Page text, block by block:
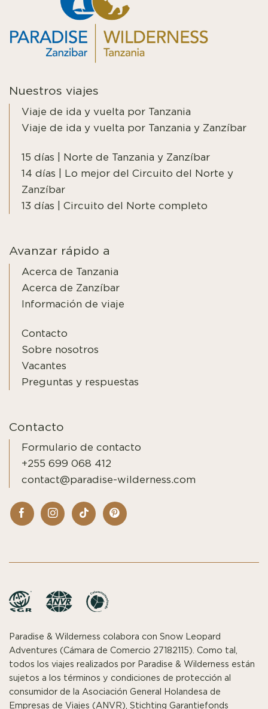
Nuestros viajes
Viaje de ida y vuelta por Tanzania
Viaje de ida y vuelta por Tanzania y Zanzíbar
15 días | Norte de Tanzania y Zanzíbar
14 días | Lo mejor del Circuito del Norte y
Zanzíbar
13 días | Circuito del Norte completo
Avanzar rápido a
Acerca de Tanzania
Acerca de Zanzíbar
Información de viaje
Contacto
Sobre nosotros
Vacantes
Preguntas y respuestas
Contacto
Formulario de contacto
+255 699 068 412
contact@paradise-wilderness.com
Paradise & Wilderness colabora con Snow Leopard
Adventures (Cámara de Comercio 27182115). Como tal,
todos los viajes realizados por Paradise & Wilderness están
sujetos a los términos y condiciones de protección al
consumidor de la Asociación General Holandesa de
Empresas de Viajes (ANVR), Stichting Garantiefonds